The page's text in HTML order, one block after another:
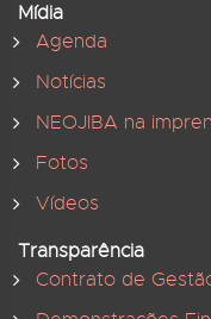
Mídia
Agenda
Notícias
NEOJIBA na
Fotos
Vídeos
Transparência
Contrato de